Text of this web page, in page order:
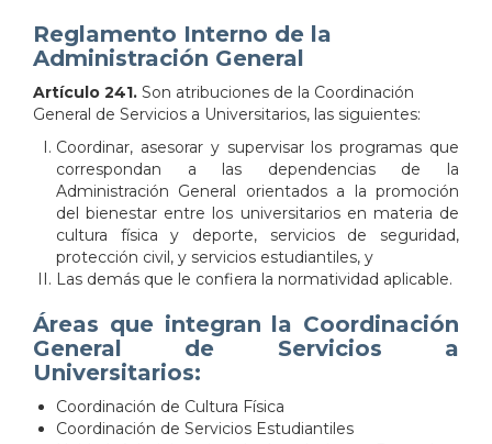
Reglamento Interno de la
Administración General
Artículo 241. Son atribuciones de la Coordinación
General de Servicios a Universitarios, las siguientes:
Coordinar, asesorar y supervisar los programas que
correspondan a las dependencias de la
Administración General orientados a la promoción
del bienestar entre los universitarios en materia de
cultura física y deporte, servicios de seguridad,
protección civil, y servicios estudiantiles, y
Las demás que le confiera la normatividad aplicable.
Áreas que integran la Coordinación
General de Servicios a
Universitarios:
Coordinación de Cultura Física
Coordinación de Servicios Estudiantiles